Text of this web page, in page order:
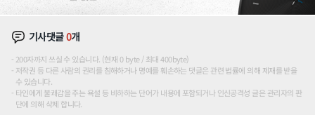
기사댓글0개
200자까지 쓰실 수 있습니다. (현재 0 byte / 최대 400byte)
저작권 등 다른 사람의 권리를 침해하거나 명예를 훼손하는 댓글은 관련 법률에 의해 제재를 받을
수 있습니다.
타인에게 불쾌감을 주는 욕설 등 비하하는 단어가 내용에 포함되거나 인신공격성 글은 관리자의 판
단에 의해 삭제 합니다.